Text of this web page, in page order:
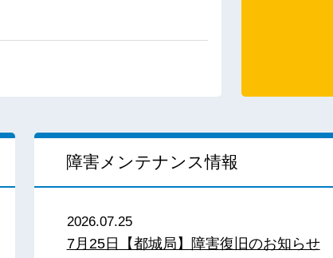
障害メンテナンス情報
2026.07.25
7月25日【都城局】障害復旧のお知らせ